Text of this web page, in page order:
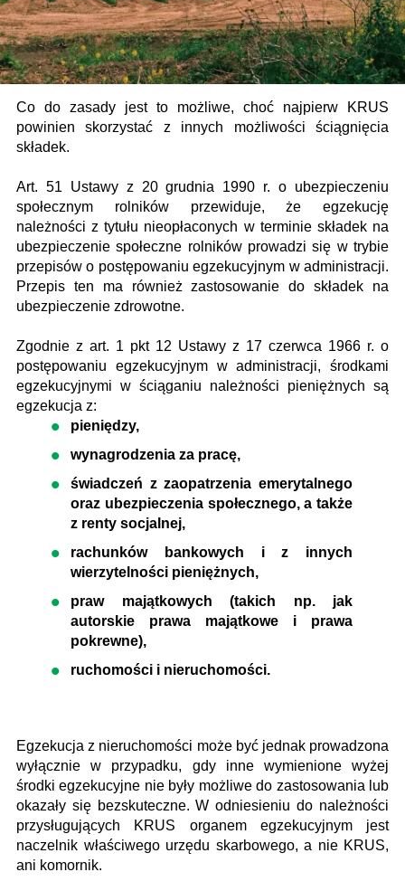
Co do zasady jest to możliwe, choć najpierw KRUS
powinien skorzystać z innych możliwości ściągnięcia
składek.
Art. 51 Ustawy z 20 grudnia 1990 r. o ubezpieczeniu
społecznym rolników przewiduje, że egzekucję
należności z tytułu nieopłaconych w terminie składek na
ubezpieczenie społeczne rolników prowadzi się w trybie
przepisów o postępowaniu egzekucyjnym w administracji.
Przepis ten ma również zastosowanie do składek na
ubezpieczenie zdrowotne.
Zgodnie z art. 1 pkt 12 Ustawy z 17 czerwca 1966 r. o
postępowaniu egzekucyjnym w administracji, środkami
egzekucyjnymi w ściąganiu należności pieniężnych są
egzekucja z:
pieniędzy,
wynagrodzenia za pracę,
świadczeń z zaopatrzenia emerytalnego
oraz ubezpieczenia społecznego, a także
z renty socjalnej,
rachunków bankowych i z innych
wierzytelności pieniężnych,
praw majątkowych (takich np. jak
autorskie prawa majątkowe i prawa
pokrewne),
ruchomości i nieruchomości.
Egzekucja z nieruchomości może być jednak prowadzona
wyłącznie w przypadku, gdy inne wymienione wyżej
środki egzekucyjne nie były możliwe do zastosowania lub
okazały się bezskuteczne. W odniesieniu do należności
przysługujących KRUS organem egzekucyjnym jest
naczelnik właściwego urzędu skarbowego, a nie KRUS,
ani komornik.